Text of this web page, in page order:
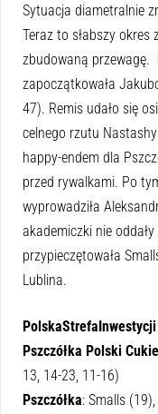
Sytuacja diametralnie
Teraz to słabszy okres
zbudowaną przewagę.
zapoczątkowała
47). Remis udało się
celnego rzutu
happy-endem dla
przed rywalkami. Po
wyprowadziła
akademiczki nie
przypieczętowała
Lublina.
Pszczółka Polski
13, 14-23, 11-16)
Pszczółka: Smalls